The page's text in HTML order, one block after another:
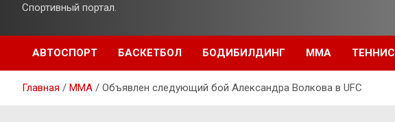
Спортивный портал.
АВТОСПОРТ БАСКЕТБОЛ БОДИБИЛДИНГ ММА ТЕННИС
Главная ММА Объявлен следующий бой Александра Волкова в UFC